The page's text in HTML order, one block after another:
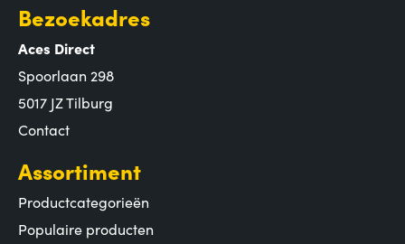
Bezoekadres
Aces Direct
Spoorlaan 298
5017 JZ Tilburg
Contact
Assortiment
Productcategorieën
Populaire producten